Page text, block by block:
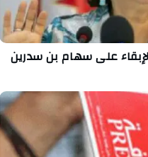
على سهام بن سدرين